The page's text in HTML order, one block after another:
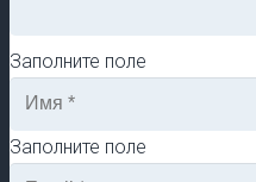
Заполните поле
Заполните поле